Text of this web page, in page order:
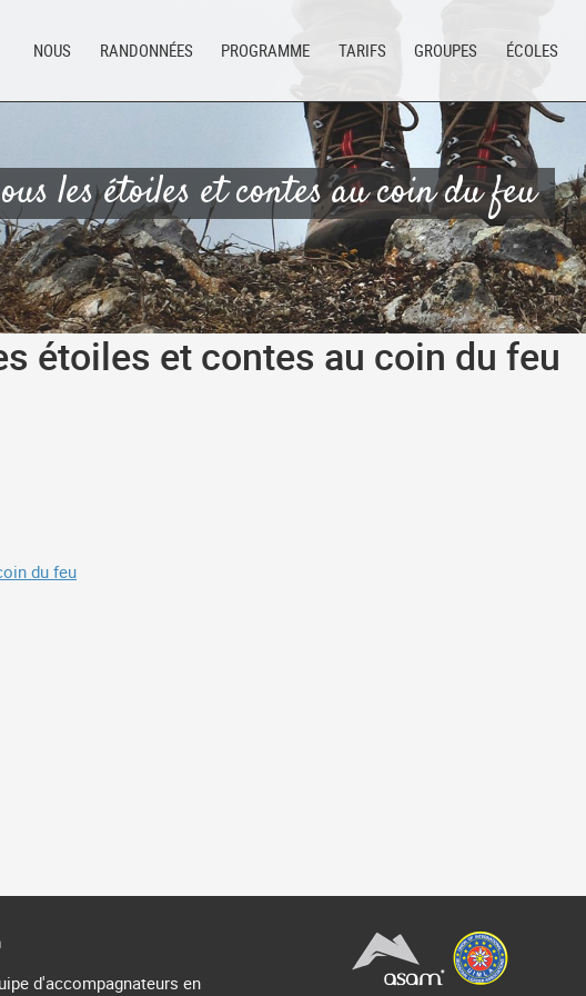
NOUS RANDONNÉES PROGRAMME TARIFS GROUPES ÉCOLES
les étoiles et contes au coin du feu
étoiles et contes au coin du feu
du feu
d'accompagnateurs en